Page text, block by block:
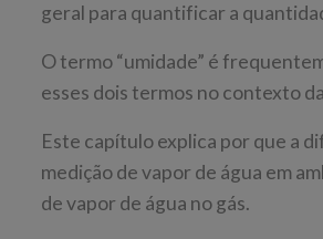
geral para quantificar a
O termo “umidade” é
esses dois termos no contexto
Este capítulo explica por que a
medição de vapor de água em
de vapor de água no gás.